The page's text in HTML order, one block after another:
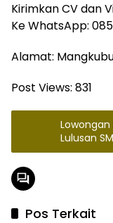
Kirimkan CV dan
Ke WhatsApp:
Alamat:
Post Views: 831
Lulusan
Syaratnya
Pos Terkait